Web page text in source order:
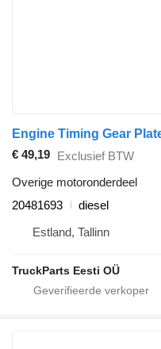
€ 49,19 Exclusief BTW
Overige motoronderdeel
20481693
diesel
Estland, Tallinn
TruckParts Eesti OÜ